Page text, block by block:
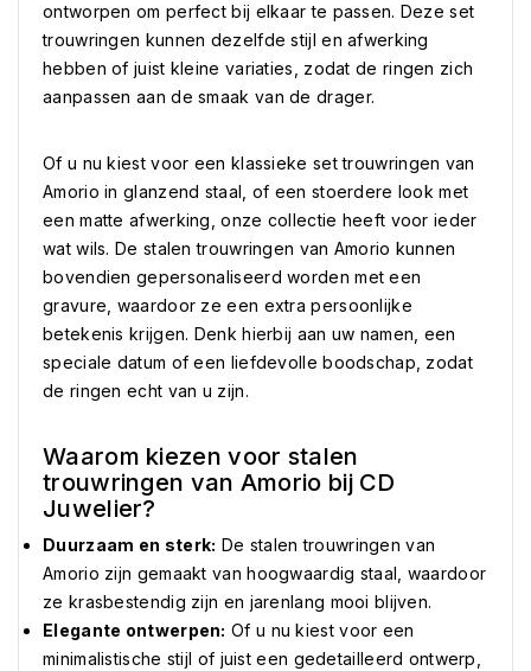
ontworpen om perfect bij elkaar te passen. Deze set
trouwringen kunnen dezelfde stijl en afwerking
hebben of juist kleine variaties, zodat de ringen zich
aanpassen aan de smaak van de drager.
Of u nu kiest voor een klassieke set trouwringen van
Amorio in glanzend staal, of een stoerdere look met
een matte afwerking, onze collectie heeft voor ieder
wat wils. De stalen trouwringen van Amorio kunnen
bovendien gepersonaliseerd worden met een
gravure, waardoor ze een extra persoonlijke
betekenis krijgen. Denk hierbij aan uw namen, een
speciale datum of een liefdevolle boodschap, zodat
de ringen echt van u zijn.
Waarom kiezen voor stalen
trouwringen van Amorio bij CD
Juwelier?
Duurzaam en sterk: De stalen trouwringen van
Amorio zijn gemaakt van hoogwaardig staal, waardoor
ze krasbestendig zijn en jarenlang mooi blijven.
Elegante ontwerpen: Of u nu kiest voor een
minimalistische stijl of juist een gedetailleerd ontwerp,